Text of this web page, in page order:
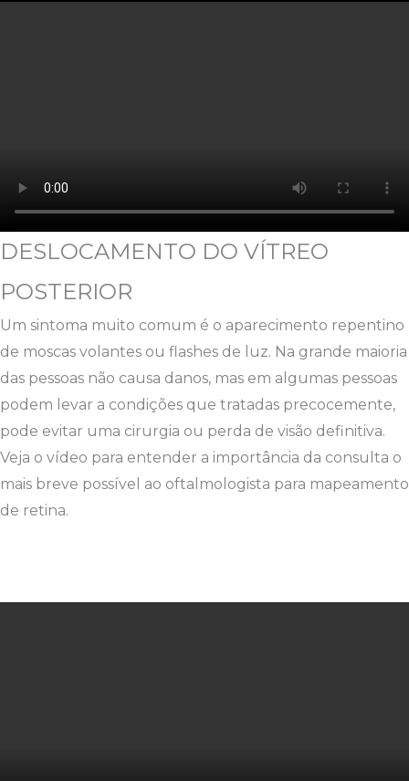
DESLOCAMENTO DO VÍTREO
POSTERIOR
Um sintoma muito comum é o aparecimento repentino
de moscas volantes ou flashes de luz. Na grande maioria
das pessoas não causa danos, mas em algumas pessoas
podem levar a condições que tratadas precocemente,
pode evitar uma cirurgia ou perda de visão definitiva.
Veja o vídeo para entender a importância da consulta o
mais breve possível ao oftalmologista para mapeamento
de retina.